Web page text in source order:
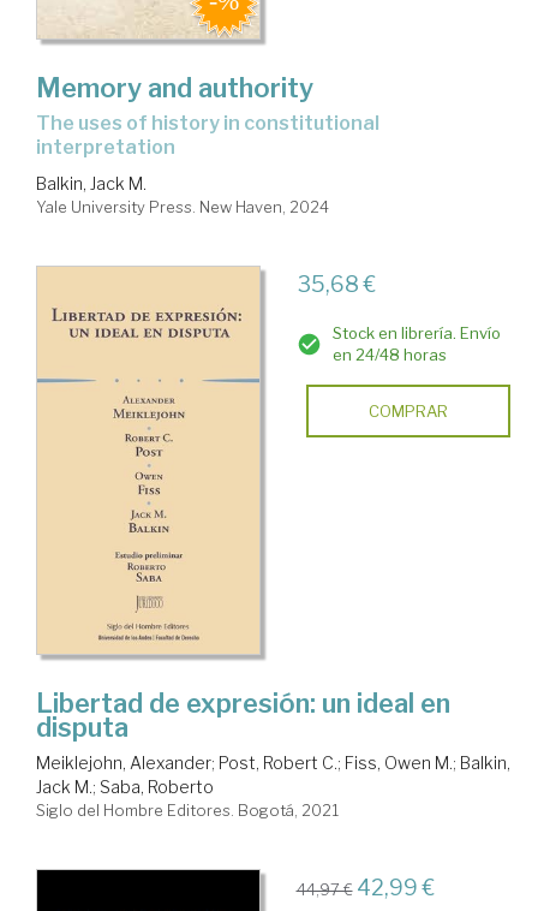
Memory and authority
the uses of history in constitutional
interpretation
Balkin, Jack M.
Yale University Press. New Haven, 2024
35,68 €
Stock en librería. Envío
en 24/48 horas
COMPRAR
Libertad de expresión: un ideal en
disputa
Meiklejohn, Alexander; Post, Robert C.; Fiss, Owen M.; Balkin,
Jack M.; Saba, Roberto
Siglo del Hombre Editores. Bogotá, 2021
44,97 € 42,99 €